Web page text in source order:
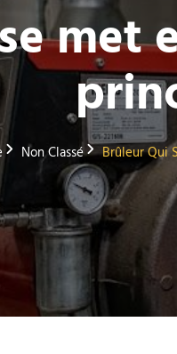
met
Non Classé Brûleur Qui